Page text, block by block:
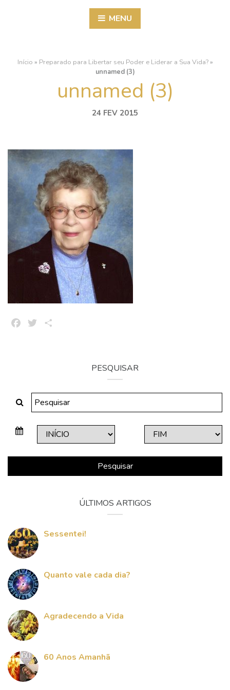
MENU
Início » Preparado para Libertar seu Poder e Liderar a Sua Vida?»
unnamed (3)
unnamed (3)
24 FEV 2015
FacebookTwitter
PESQUISAR
Pesquisar
ÚLTIMOS ARTIGOS
Sessentei!
Quanto vale cada dia?
Agradecendo a Vida
60 Anos Amanhã